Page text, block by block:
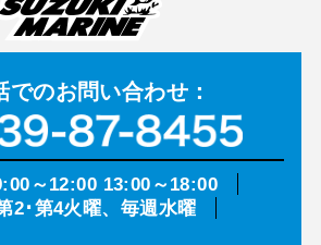
でのお問い合わせ：
～12:00 13:00～18:00
2･第4火曜、毎週水曜